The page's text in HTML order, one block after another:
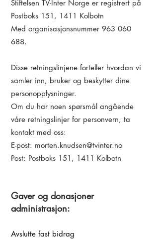
Stiftelsen TV-Inter Norge er registrert på
Postboks 151, 1411 Kolbotn
Med organisasjonsnummer 963 060
688.
Disse retningslinjene forteller hvordan vi
samler inn, bruker og beskytter dine
personopplysninger.
Om du har noen spørsmål angående
våre retningslinjer for personvern, ta
kontakt med oss:
E-post: morten.knudsen@tvinter.no
Post: Postboks 151, 1411 Kolbotn
Gaver og donasjoner
administrasjon:
Avslutte fast bidrag